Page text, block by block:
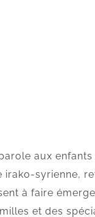
aux
syrienne,
à faire
et des